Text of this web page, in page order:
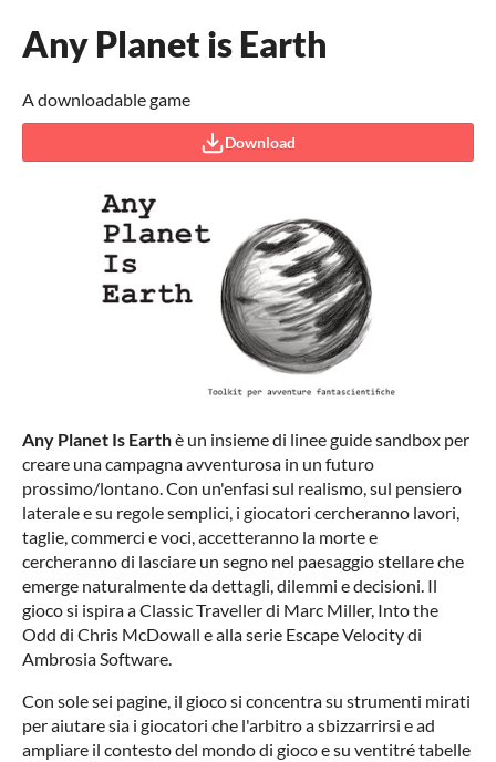
Any Planet is Earth
A downloadable game
Download
Any Planet Is Earthè un insieme di linee guide sandbox per
creare una campagna avventurosa in un futuro
prossimo/lontano. Con un'enfasi sul realismo, sul pensiero
laterale e su regole semplici, i giocatori cercheranno lavori,
taglie, commerci e voci, accetteranno la morte e
cercheranno di lasciare un segno nel paesaggio stellare che
emerge naturalmente da dettagli, dilemmi e decisioni. Il
gioco si ispira a Classic Traveller di Marc Miller, Into the
Odd di Chris McDowall e alla serie Escape Velocity di
Ambrosia Software.
Con sole sei pagine, il gioco si concentra su strumenti mirati
per aiutare sia i giocatori che l'arbitro a sbizzarrirsi e ad
ampliare il contesto del mondo di gioco e su ventitré tabelle